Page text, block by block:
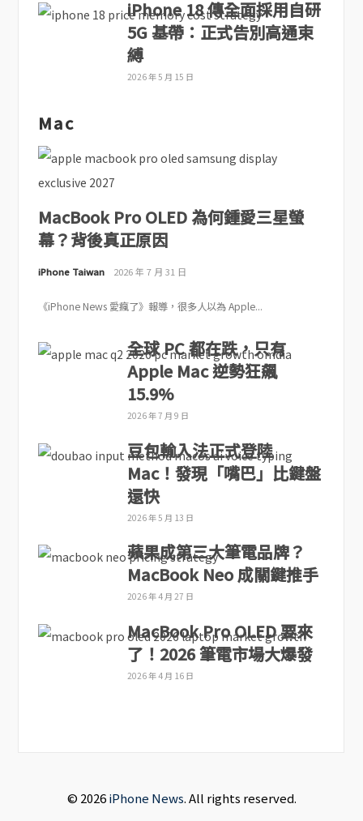
iPhone 18 傳全面採用自研
5G 基帶：正式告別高通束
縛
2026 年 5 月 15 日
Mac
MacBook Pro OLED 為何鍾愛三星螢
幕？背後真正原因
iPhone Taiwan 2026 年 7 月 31 日
《iPhone News 愛瘋了》報導，很多人以為 Apple...
全球 PC 都在跌，只有
Apple Mac 逆勢狂飆
15.9%
2026 年 7 月 9 日
豆包輸入法正式登陸
Mac！發現「嘴巴」比鍵盤
還快
2026 年 5 月 13 日
蘋果成第三大筆電品牌？
MacBook Neo 成關鍵推手
2026 年 4 月 27 日
MacBook Pro OLED 要來
了！2026 筆電市場大爆發
2026 年 4 月 16 日
© 2026iPhone News. All rights reserved.